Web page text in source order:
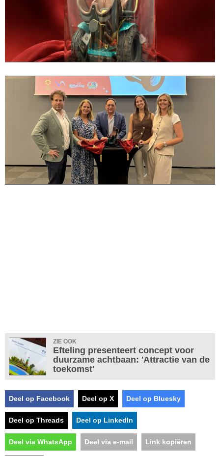
ZIE OOK
Efteling presenteert concept voor
duurzame achtbaan: 'Attractie van de
toekomst'
Deel op Facebook Deel op X Deel op Bluesky
Deel op Threads Deel op LinkedIn
Deel via WhatsApp Deel via e-mail Link kopiëren